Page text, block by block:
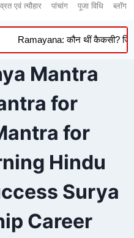
व्रत एवं त्यौहार पांचांग पूजा विधि ब्लॉग
Ramayana: कौन थीं कैकसी?
Mantra
for
for
Hindu
Surya
Career